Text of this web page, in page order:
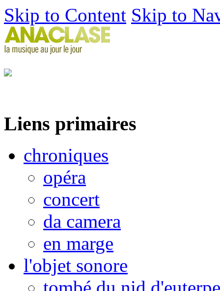
Skip to Content Skip to
Liens primaires
chroniques
opéra
concert
da camera
en marge
l'objet sonore